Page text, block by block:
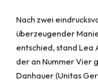
Nach zwei
überzeugender
entschied, stand Lea
der an Nummer Vier
Danhauer (Unitas